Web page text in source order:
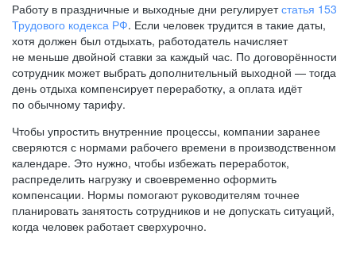
Работу в праздничные и выходные дни регулируетстатья 153
Трудового кодекса РФ. Если человек трудится в такие даты,
хотя должен был отдыхать, работодатель начисляет
не меньше двойной ставки за каждый час. По договорённости
сотрудник может выбрать дополнительный выходной — тогда
день отдыха компенсирует переработку, а оплата идёт
по обычному тарифу.
Чтобы упростить внутренние процессы, компании заранее
сверяются с нормами рабочего времени в производственном
календаре. Это нужно, чтобы избежать переработок,
распределить нагрузку и своевременно оформить
компенсации. Нормы помогают руководителям точнее
планировать занятость сотрудников и не допускать ситуаций,
когда человек работает сверхурочно.